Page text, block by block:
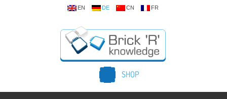
EN DE CN FR
SHOP